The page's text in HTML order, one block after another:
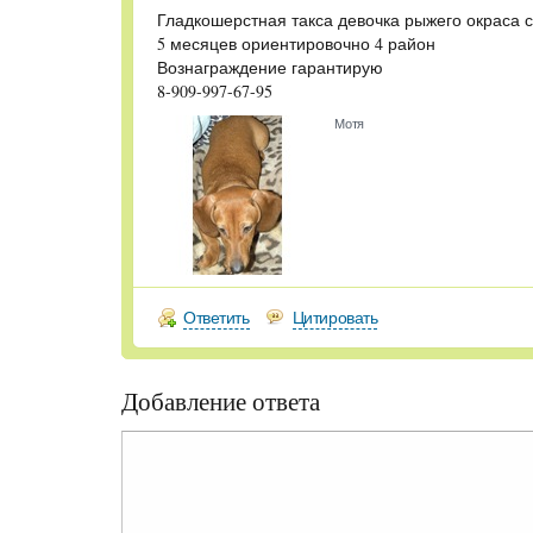
Гладкошерстная такса девочка рыжего
5 месяцев ориентировочно 4 район
Вознаграждение гарантирую
8-909-997-67-95
Мотя
Ответить Цитировать
Добавление ответа